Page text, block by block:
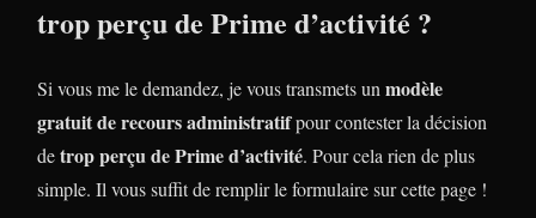
trop perçude Prime d’activité ?
Si vous me le demandez, je vous transmets unmodèle
gratuit de recours administratifpour contester la décision
detrop perçu de Prime d’activité. Pour cela rien de plus
simple. Il vous suffit de remplir le formulaire sur cette page !